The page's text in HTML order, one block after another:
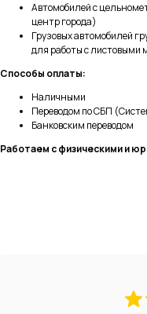
Автомобилей с
центр города)
Грузовых автомобилей
для работы с
Способы оплаты:
Наличными
Переводом по СБП
Банковским переводом
Работаем с физическими и